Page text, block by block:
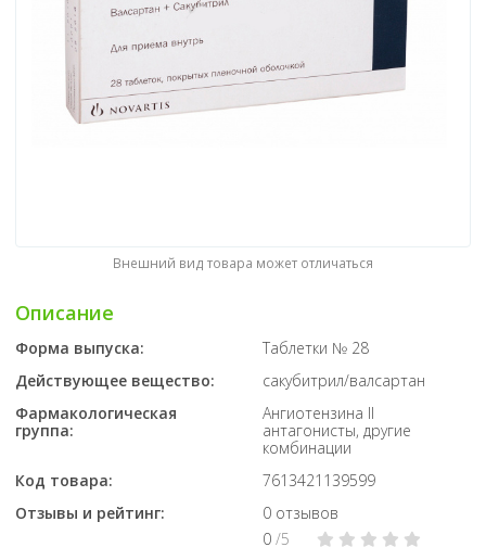
Внешний вид товара может отличаться
Описание
Форма выпуска:
Таблетки № 28
Действующее вещество:
сакубитрил/валсартан
Фармакологическая
группа:
Ангиотензина II
антагонисты, другие
комбинации
Код товара:
7613421139599
Отзывы и рейтинг:
0 отзывов
0 /5